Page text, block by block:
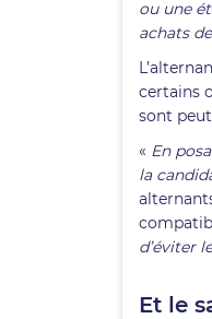
ou une
achats
certains
sont
« En
la
d’éviter
Et le